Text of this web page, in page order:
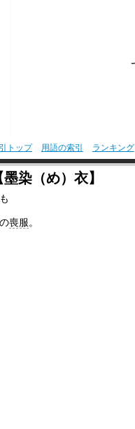
トップ 用語の索引 ランキング
染（め）衣】
の喪服。